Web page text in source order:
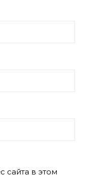
сайта в этом